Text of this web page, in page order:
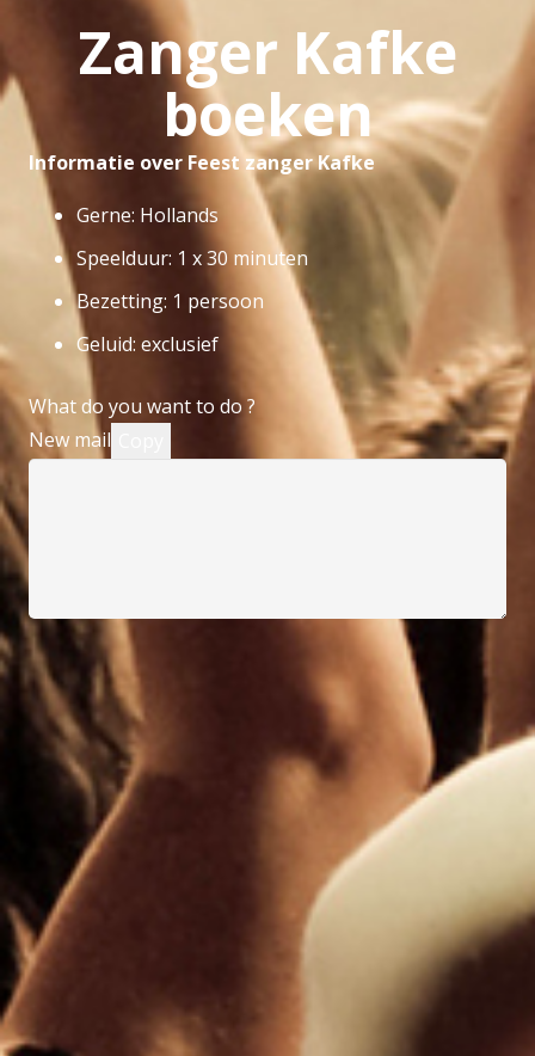
Zanger Kafke
boeken
Informatie over Feest zanger Kafke
Gerne: Hollands
Speelduur: 1 x 30 minuten
Bezetting: 1 persoon
Geluid: exclusief
What do you want to do ?
New mail